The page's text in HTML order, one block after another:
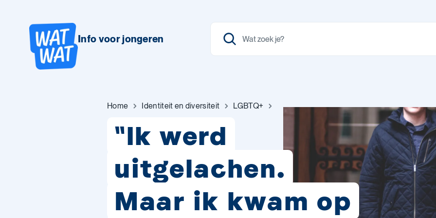
Info voor jongeren
Home Identiteit en diversiteit LGBTQ+
"Ik werd
uitgelachen.
Maar ik kwam op